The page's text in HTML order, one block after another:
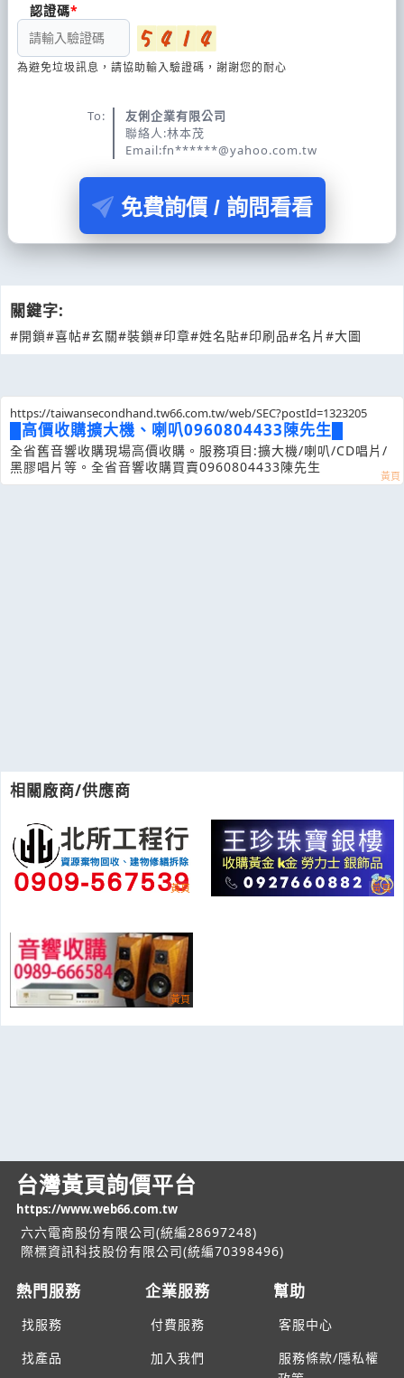
相關廠商/供應商
認證碼
為避免垃圾訊息，請協助輸入驗證碼，謝謝您的耐心
To:
友俐企業有限公司
聯絡人:林本茂
Email:fn******@yahoo.com.tw
免費詢價 / 詢問看看
關鍵字:
#開鎖#喜帖#玄關#裝鎖#印章#姓名貼#印刷品#名片 #大圖
https://taiwansecondhand.tw66.com.tw/web/SEC?postId=1323205
█高價收購擴大機、喇叭0960804433陳先生█
全省舊音響收購現場高價收購。服務項目:擴大機/喇叭/CD唱片/
黑膠唱片等。全省音響收購買賣0960804433陳先生
台灣黃頁詢價平台
https://www.web66.com.tw
六六電商股份有限公司(統編28697248)
際標資訊科技股份有限公司(統編70398496)
熱門服務
找服務
找產品
企業服務
付費服務
加入我們
幫助
客服中心
服務條款/隱私權